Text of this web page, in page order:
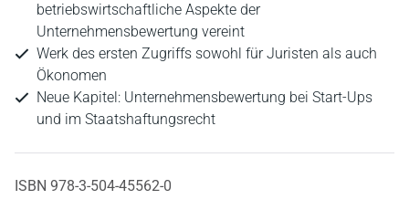
betriebswirtschaftliche Aspekte der
Unternehmensbewertung vereint
Werk des ersten Zugriffs sowohl für Juristen als auch
Ökonomen
Neue Kapitel: Unternehmensbewertung bei Start-Ups
und im Staatshaftungsrecht
ISBN 978-3-504-45562-0